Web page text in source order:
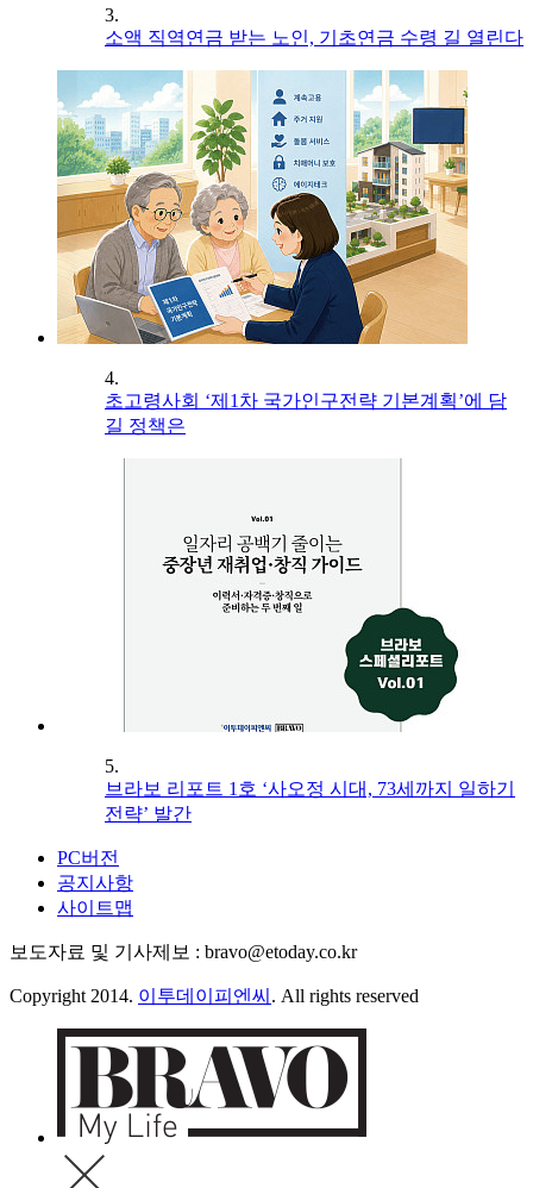
3.
소액 직역연금 받는 노인, 기초연금 수령 길 열린다
4.
초고령사회 ‘제1차 국가인구전략 기본계획’에 담
길 정책은
5.
브라보 리포트 1호 ‘사오정 시대, 73세까지 일하기
전략’ 발간
PC버전
공지사항
사이트맵
보도자료 및 기사제보 : bravo@etoday.co.kr
Copyright 2014. 이투데이피엔씨 . All rights reserved